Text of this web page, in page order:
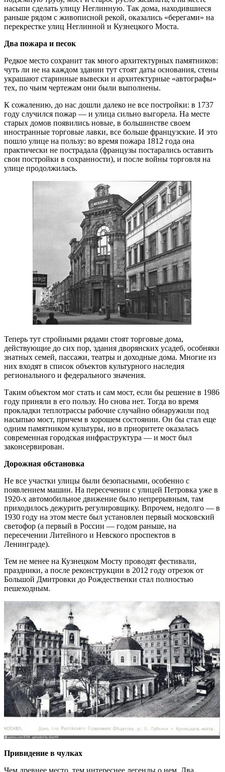
насыпи сделать улицу Неглинную. Так дома, находившиеся
раньше рядом с живописной рекой, оказались «берегами» на
перекрестке улиц Неглинной и Кузнецкого Моста.
Два пожара и песок
Редкое место сохранит так много архитектурных памятников:
чуть ли не на каждом здании тут стоят даты основания, стены
украшают старинные вывески и архитектурные «автографы»
тех, по чьим чертежам они были выполнены.
К сожалению, до нас дошли далеко не все постройки: в 1737
году случился пожар — и улица сильно выгорела. На месте
старых домов появились новые, в большинстве своем
иностранные торговые лавки, все больше французские. И это
пошло улице на пользу: во время пожара 1812 года она
практически не пострадала (французы постарались оставить
свои постройки в сохранности), и после войны торговля на
улице продолжилась.
Теперь тут стройными рядами стоят торговые дома,
действующие до сих пор, здания дворянских усадеб, особняки
знатных семей, пассажи, театры и доходные дома. Многие из
них входят в список объектов культурного наследия
регионального и федерального значения.
Таким объектом мог стать и сам мост, если бы решение в 1986
году приняли в его пользу. Но снова нет. Тогда во время
прокладки теплотрассы рабочие случайно обнаружили под
насыпью мост, причем в хорошем состоянии. Он бы стал еще
одним памятником культуры, но в приоритете оказалась
современная городская инфраструктура — и мост был
законсервирован.
Дорожная обстановка
Не все участки улицы были безопасными, особенно с
появлением машин. На пересечении с улицей Петровка уже в
1920-х автомобильное движение было непрерывным, там
приходилось дежурить регулировщику. Впрочем, недолго — в
1930 году на этом месте был установлен первый московский
светофор (а первый в России — годом раньше, на
пересечении Литейного и Невского проспектов в
Ленинграде).
Тем не менее на Кузнецком Мосту проводят фестивали,
праздники, а после реконструкции в 2012 году отрезок от
Большой Дмитровки до Рождественки стал полностью
пешеходным.
Привидение в чулках